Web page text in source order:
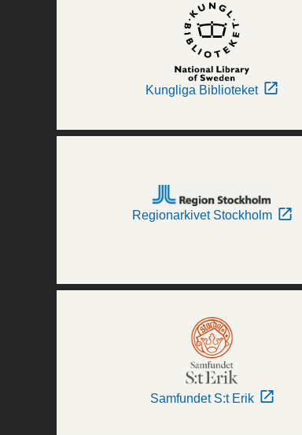
Kungliga Biblioteket
Regionarkivet Stockholm
Samfundet S:t Erik